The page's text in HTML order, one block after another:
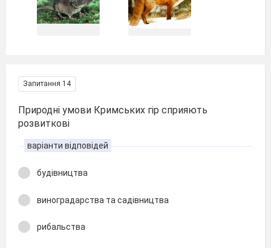
Запитання 14
Природні умови Кримських гір сприяють
розвиткові
варіанти відповідей
будівництва
виноградарства та садівництва
рибальства